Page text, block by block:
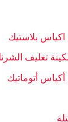
اكياس بلاستيك
تغليف
أكياس أتوماتيك